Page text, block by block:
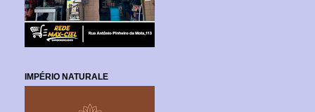
IMPÉRIO NATURALE